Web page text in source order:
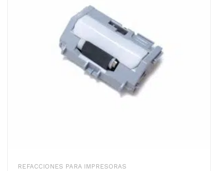
REFACCIONES PARA IMPRESORAS